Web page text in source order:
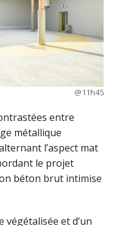
@11h45
entre
métallique
l’aspect mat
le projet
béton brut intimise
végétalisée et d’un